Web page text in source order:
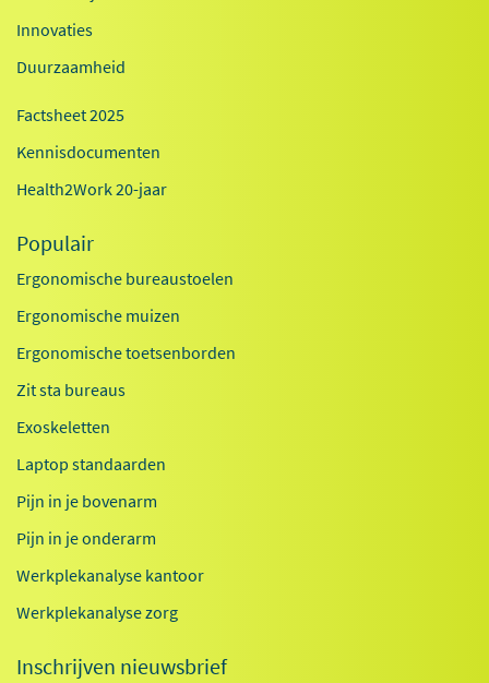
Innovaties
Duurzaamheid
Factsheet 2025
Kennisdocumenten
Health2Work 20-jaar
Populair
Ergonomische bureaustoelen
Ergonomische muizen
Ergonomische toetsenborden
Zit sta bureaus
Exoskeletten
Laptop standaarden
Pijn in je bovenarm
Pijn in je onderarm
Werkplekanalyse kantoor
Werkplekanalyse zorg
Inschrijven nieuwsbrief